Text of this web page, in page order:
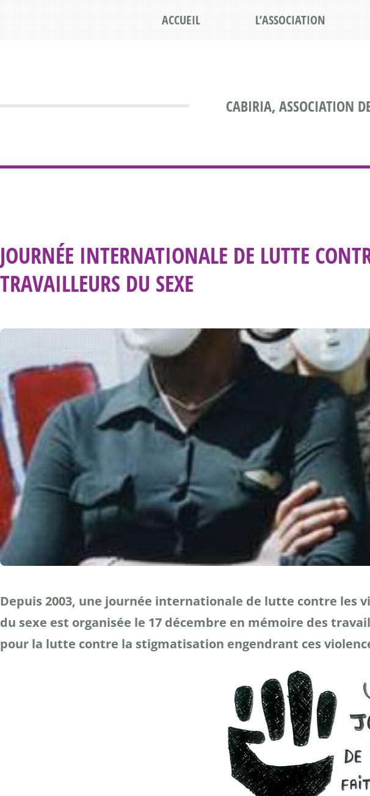
CABIRIA, ASSOCIATION
ACCUEIL L’ASSOCIATION
JOURNÉE INTERNATIONALE DE LUTTE
TRAVAILLEURS DU SEXE
Depuis 2003, une journée internationale de lutte contre les
du sexe est organisée le 17 décembre en mémoire des
pour la lutte contre la stigmatisation engendrant ces